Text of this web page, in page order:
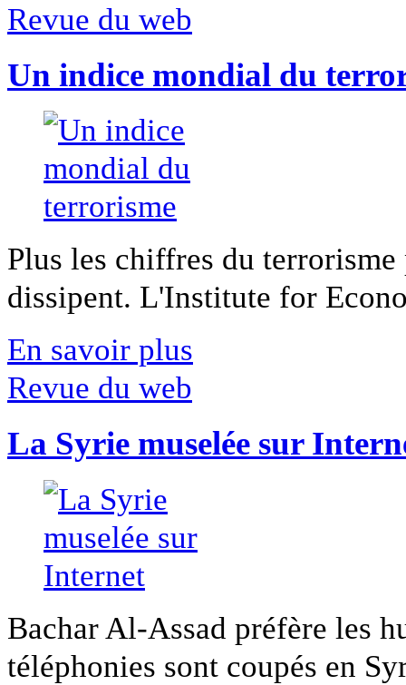
Revue du web
Un indice mondial du
Plus les chiffres du
dissipent. L'Institute for
En savoir plus
Revue du web
La Syrie muselée sur
Bachar Al-Assad préfère les
téléphonies sont coupés en